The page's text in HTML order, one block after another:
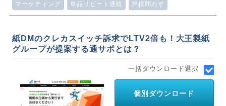
マーケティング 単品リピート通販 規模問わず
紙DMのクレカスイッチ訴求でLTV2倍も！大王製紙
グループが提案する通サポとは？
一括ダウンロード選択
個別ダウンロード